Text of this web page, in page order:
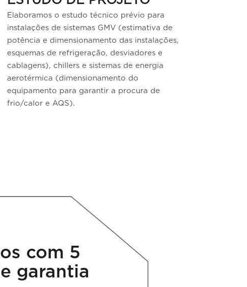
Elaboramos o estudo técnico prévio para
instalações de sistemas GMV (estimativa de
potência e dimensionamento das instalações,
esquemas de refrigeração, desviadores e
cablagens), chillers e sistemas de energia
aerotérmica (dimensionamento do
equipamento para garantir a procura de
frio/calor e AQS).
com 5
garantia